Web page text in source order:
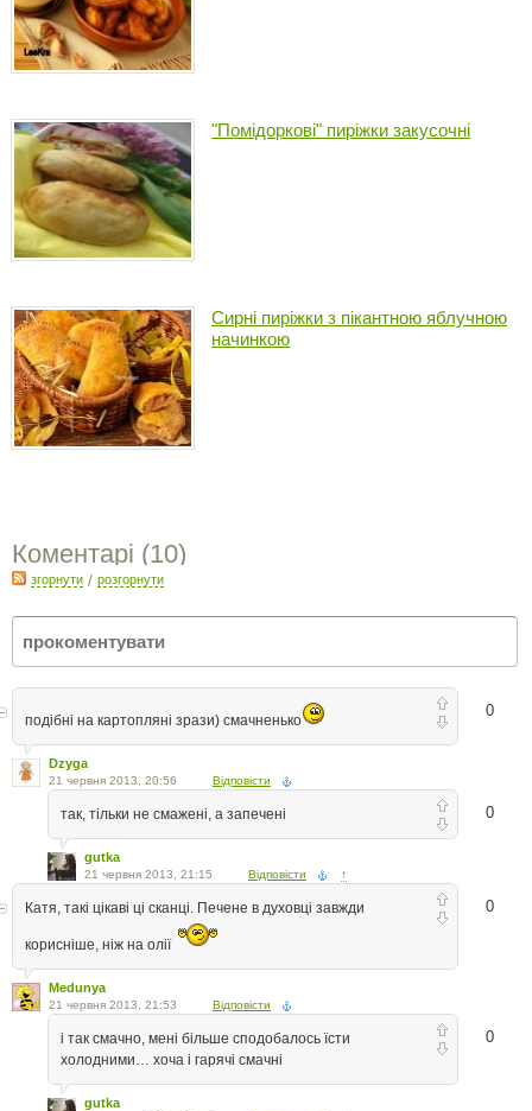
"Помідоркові" пиріжки закусочні
Сирні пиріжки з пікантною яблучною
начинкою
Коментарі (10)
згорнути / розгорнути
0
подібні на картопляні зрази) смачненько
Dzyga
21 червня 2013, 20:56 Відповісти
0
так, тільки не смажені, а запечені
gutka
21 червня 2013, 21:15 Відповісти ↑
0
Катя, такі цікаві ці сканці. Печене в духовці завжди
корисніше, ніж на олії
Medunya
21 червня 2013, 21:53 Відповісти
0
і так смачно, мені більше сподобалось їсти
холодними… хоча і гарячі смачні
gutka